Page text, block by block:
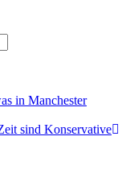
in Manchester
sind Konservative